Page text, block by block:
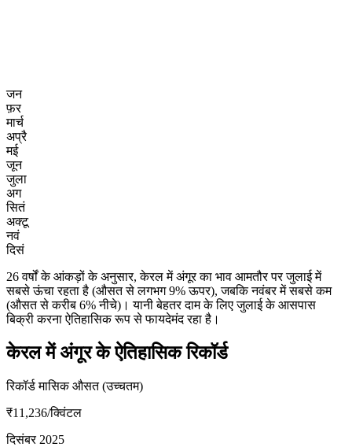
जन
फ़र
मार्च
अप्रै
मई
जून
जुला
अग
सितं
अक्टू
नवं
दिसं
26 वर्षों के आंकड़ों के अनुसार, केरल में अंगूर का भाव आमतौर पर जुलाई में
सबसे ऊंचा रहता है (औसत से लगभग 9% ऊपर), जबकि नवंबर में सबसे कम
(औसत से करीब 6% नीचे)। यानी बेहतर दाम के लिए जुलाई के आसपास
बिक्री करना ऐतिहासिक रूप से फायदेमंद रहा है।
केरल में अंगूर के ऐतिहासिक रिकॉर्ड
रिकॉर्ड मासिक औसत (उच्चतम)
₹11,236/क्विंटल
दिसंबर 2025